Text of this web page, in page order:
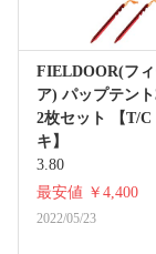
FIELDOOR(フ
ア) パップテン
2枚セット 【T/C
キ】
3.80
最安値 ￥4,400
2022/05/23